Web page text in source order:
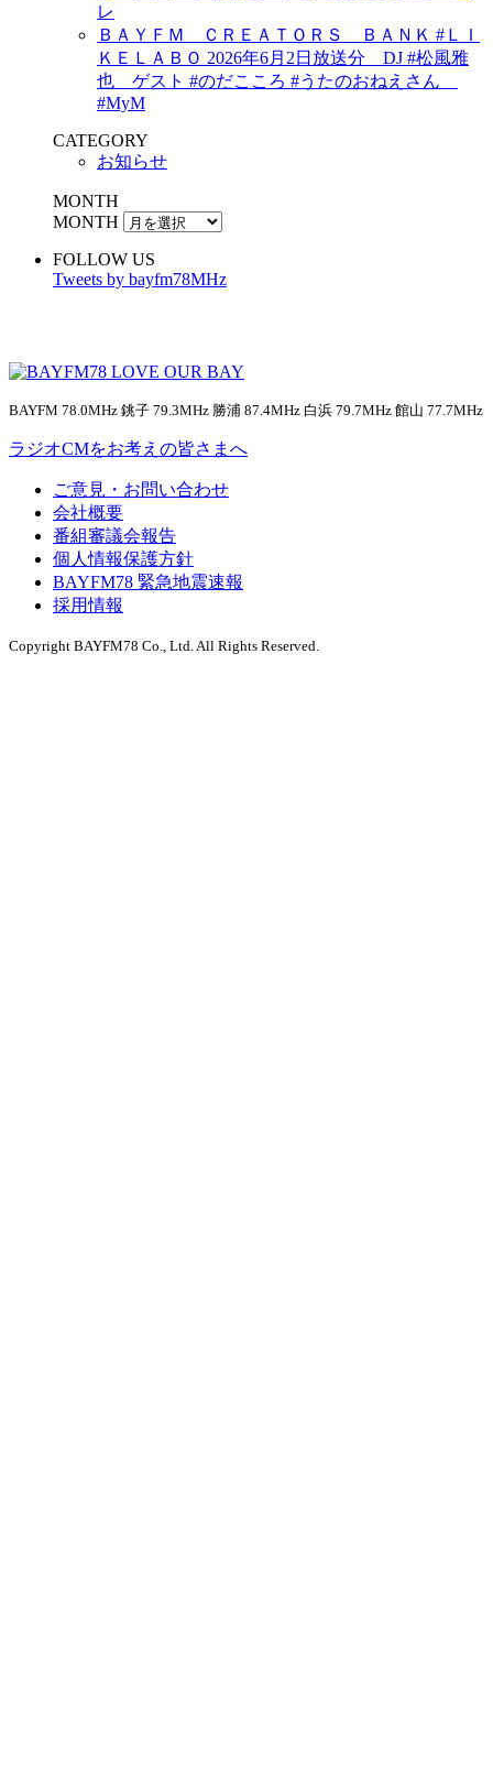
レ
ＢＡＹＦＭ ＣＲＥＡＴＯＲＳ ＢＡＮＫ #ＬＩ
ＫＥＬＡＢＯ 2026年6月2日放送分 DJ #松風雅
也 ゲスト #のだこころ #うたのおねえさん
#MyM
CATEGORY
お知らせ
MONTH
MONTH
FOLLOW US
Tweets by bayfm78MHz
BAYFM 78.0MHz 銚子 79.3MHz 勝浦 87.4MHz 白浜 79.7MHz 館山 77.7MHz
ラジオCMをお考えの皆さまへ
ご意見・お問い合わせ
会社概要
番組審議会報告
個人情報保護方針
BAYFM78 緊急地震速報
採用情報
Copyright BAYFM78 Co., Ltd. All Rights Reserved.